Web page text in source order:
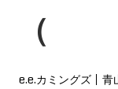
e.e.カミングズ 青